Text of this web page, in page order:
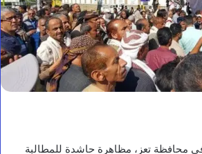
محافظة تعز، مظاهرة حاشدة للمطالبة